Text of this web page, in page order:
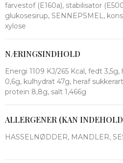
farvestof (E160a), stabilisator
glukosesirup, SENNEPSMEL,
xylose
NÆRINGSINDHOLD
Energi 1109 KJ/265 Kcal, fedt
0,6g, kulhydrat 47g, heraf
protein 8,8g, salt 1,466g
ALLERGENER (KAN
HASSELNØDDER, MANDLER,